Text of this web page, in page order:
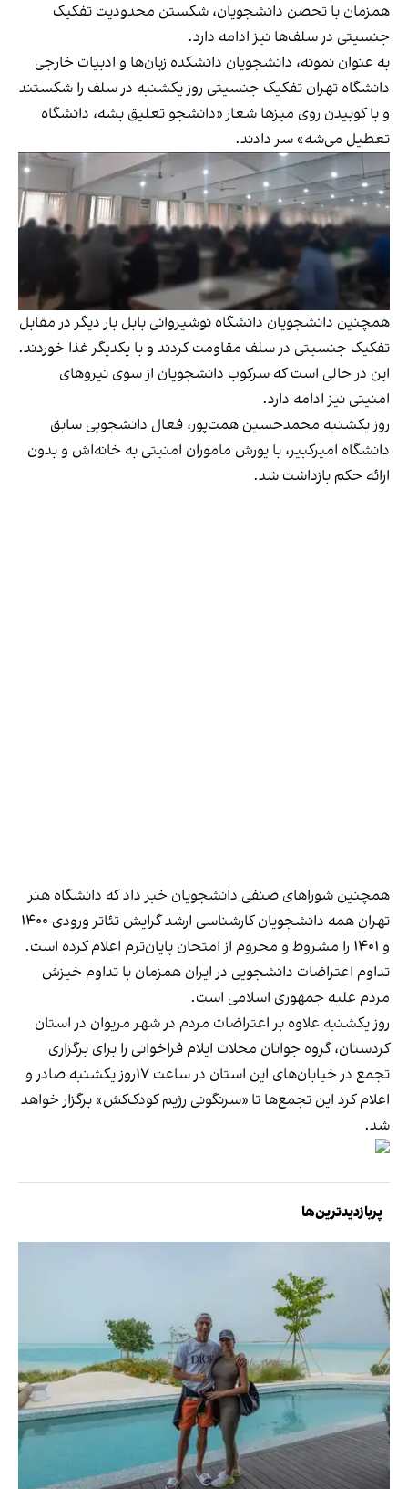
همزمان با تحصن دانشجویان، شکستن محدودیت تفکیک
جنسیتی در سلف‌ها نیز ادامه دارد.
به عنوان نمونه، دانشجويان دانشكده زبان‌ها و ادبیات خارجی
دانشگاه تهران تفکیک جنسیتی روز یکشنبه در سلف را شکستند
و با کوبیدن روی میزها شعار «دانشجو تعلیق بشه، دانشگاه
تعطیل‌ می‌شه» سر دادند.
همچنین دانشجویان دانشگاه نوشیروانی بابل بار دیگر در مقابل
تفکیک جنسیتی در سلف مقاومت کردند و با یکدیگر غذا خوردند.
این در حالی است که سرکوب دانشجویان از سوی نیروهای
امنیتی نیز ادامه دارد.
روز یکشنبه محمدحسین همت‌پور، فعال دانشجویی سابق
دانشگاه امیرکبیر، با یورش ماموران امنیتی به خانه‌اش و بدون
ارائه حکم بازداشت شد.
همچنین شوراهای صنفی دانشجویان خبر داد که دانشگاه هنر
تهران همه دانشجویان کارشناسی ارشد گرایش تئاتر ورودی ۱۴۰۰
و ۱۴۰۱ را مشروط و محروم از امتحان پایان‌ترم اعلام کرده است.
تداوم اعتراضات دانشجویی در ایران همزمان با تداوم خیزش
مردم علیه جمهوری اسلامی است.
روز یکشنبه علاوه بر اعتراضات مردم در شهر مریوان در استان
کردستان، گروه جوانان محلات ایلام فراخوانی را برای برگزاری
تجمع در خیابان‌های این استان در ساعت ۱۷روز یکشنبه صادر و
اعلام کرد این تجمع‌ها تا «سرنگونی رژیم کودک‌کش» برگزار خواهد
شد.
پربازدیدترین‌ها